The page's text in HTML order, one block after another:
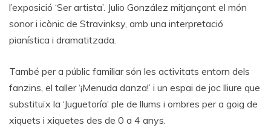
l’exposició ‘Ser artista’. Julio González mitjançant el món
sonor i icònic de Stravinksy, amb una interpretació
pianística i dramatitzada.
També per a públic familiar són les activitats entorn dels
fanzins, el taller ‘¡Menuda danza!’ i un espai de joc lliure que
substituïx la ‘Juguetoría’ ple de llums i ombres per a goig de
xiquets i xiquetes des de 0 a 4 anys.